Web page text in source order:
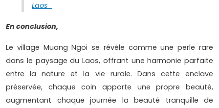
Laos
En conclusion,
Le village Muang Ngoi se révèle comme une perle rare
dans le paysage du Laos, offrant une harmonie parfaite
entre la nature et la vie rurale. Dans cette enclave
préservée, chaque coin apporte une propre beauté,
augmentant chaque journée la beauté tranquille de